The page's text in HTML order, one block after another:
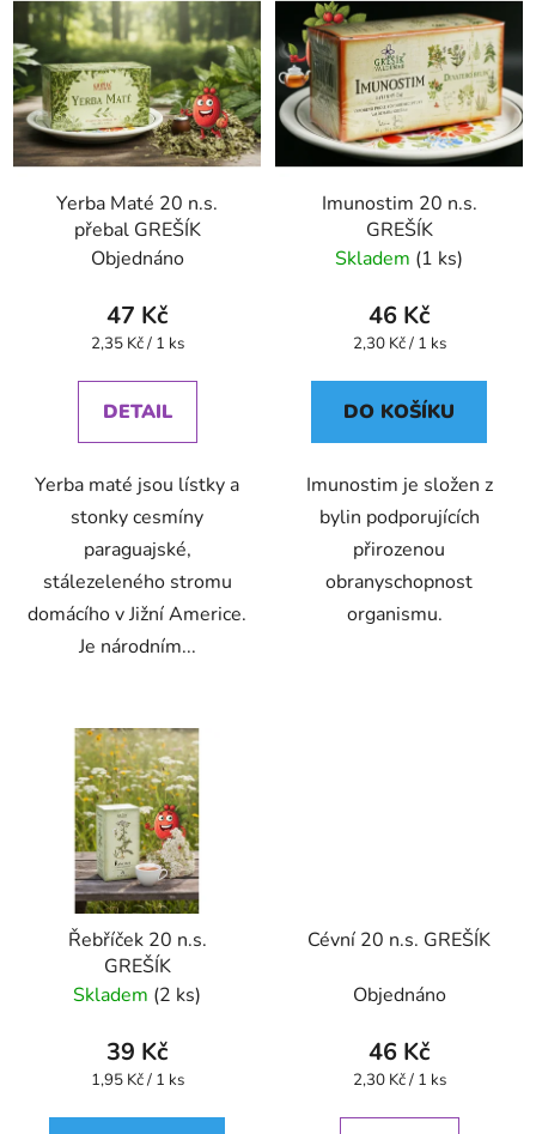
Yerba Maté 20 n.s.
přebal GREŠÍK
Objednáno
47 Kč
Měrná
2,35 Kč / 1 ks
DETAIL
Yerba maté jsou lístky a
stonky cesmíny
paraguajské,
stálezeleného stromu
domácího v Jižní Americe.
Je národním...
Imunostim 20 n.s.
GREŠÍK
Skladem (1 ks)
46 Kč
Měrná
2,30 Kč / 1 ks
DO KOŠÍKU
Imunostim je složen z
bylin podporujících
přirozenou
obranyschopnost
organismu.
Řebříček 20 n.s.
GREŠÍK
Skladem (2 ks)
39 Kč
Měrná
1,95 Kč / 1 ks
Cévní 20 n.s. GREŠÍK
Objednáno
46 Kč
Měrná
2,30 Kč / 1 ks